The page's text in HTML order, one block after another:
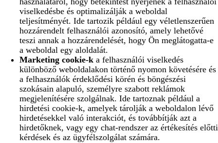
viselkedésbe és optimalizálják a weboldal
teljesítményét. Ide tartozik például egy véletlenszerűen
hozzárendelt felhasználói azonosító, amely lehetővé
teszi annak a hozzárendelését, hogy Ön meglátogatta-e
a weboldal egy aloldalát.
Marketing cookie-k a felhasználói viselkedés
különböző weboldalakon történő nyomon követésére és
a felhasználók érdeklődési körén és böngészési
szokásain alapuló, személyre szabott reklámok
megjelenítésére szolgálnak. Ide tartoznak például a
hirdetési cookie-k, amelyek tárolják a weboldalon lévő
hirdetésekkel való interakciót, és továbbítják azt a
hirdetőknek, vagy egy chat-rendszer az értékesítés előtti
kérdések és az ügyfélszolgálat számára.